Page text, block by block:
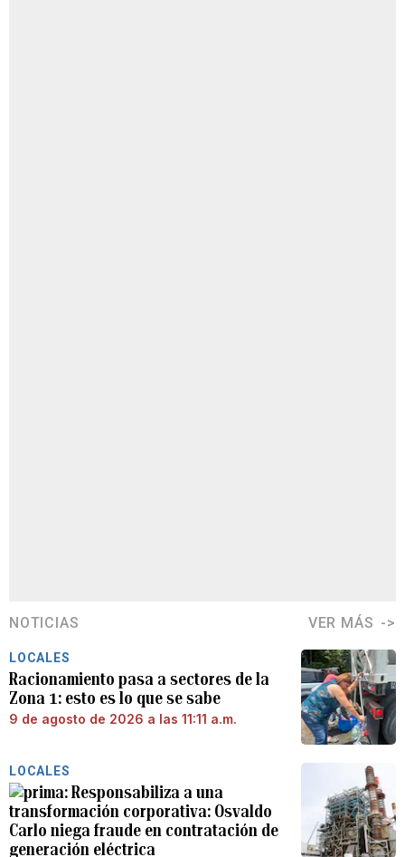
NOTICIAS VER MÁS
LOCALES
Racionamiento pasa a sectores de la
Zona 1: esto es lo que se sabe
9 de agosto de 2026 a las 11:11 a.m.
LOCALES
Responsabiliza a una
transformación corporativa: Osvaldo
Carlo niega fraude en contratación de
generación eléctrica